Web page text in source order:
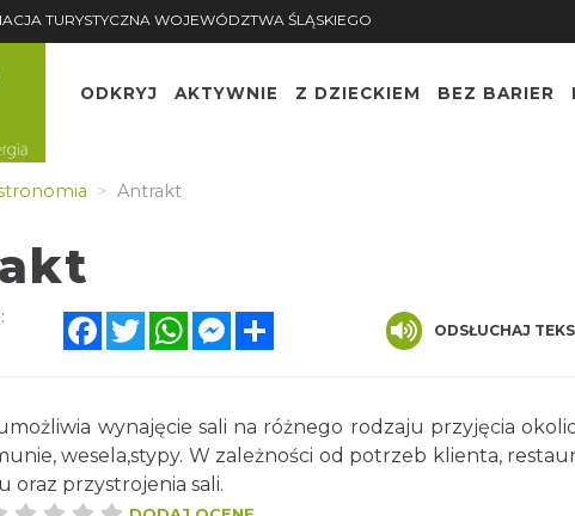
TURYSTYCZNA WOJEWÓDZTWA ŚLĄSKIEGO
ODKRYJ AKTYWNIE Z DZIECKIEM BEZ BARIER
Antrakt
FacebookTwitterWhatsAppMessenger ODSŁUCHAJ
wynajęcie sali na różnego rodzaju przyjęcia
wesela,stypy. W zależności od potrzeb klienta,
oraz przystrojenia sali.